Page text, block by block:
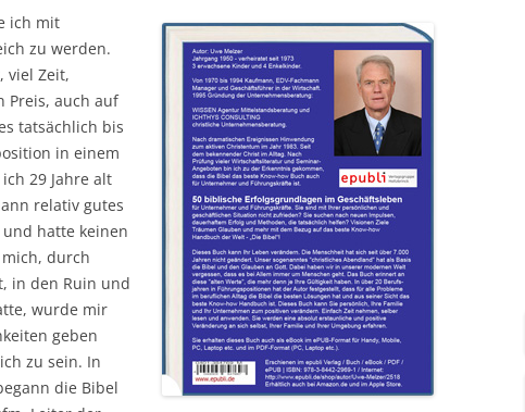
ich mit
zu werden.
viel Zeit,
Preis, auch auf
tatsächlich bis
in einem
29 Jahre alt
relativ gutes
hatte keinen
durch
in den Ruin und
wurde mir
geben
zu sein. In
die Bibel